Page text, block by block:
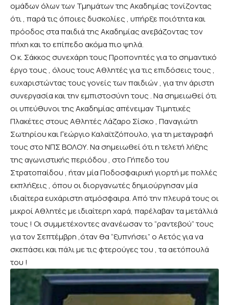
ομάδων όλων των Τμημάτων της Ακαδημίας τονίζοντας
ότι , παρά τις όποιες δυσκολίες , υπήρξε ποιότητα και
πρόοδος στα παιδιά της Ακαδημίας ανεβάζοντας τον
πήχη και το επίπεδο ακόμα πιο ψηλά.
Ο κ. Σάκκος συνεχάρη τους Προπονητές για το σημαντικό
έργο τους , όλους τους Αθλητές για τις επιδόσεις τους ,
ευχαριστώντας τους γονείς των παιδιών , για την άριστη
συνεργασία και την εμπιστοσύνη τους . Να σημειωθεί ότι
οι υπεύθυνοι της Ακαδημίας απένειμαν Τιμητικές
Πλακέτες στους Αθλητές Λάζαρο Σίσκο , Παναγιώτη
Σωτηρίου και Γεώργιο Καλαϊτζόπουλο, για τη μεταγραφή
τους στο ΝΠΣ ΒΟΛΟΥ. Να σημειωθεί ότι η τελετή λήξης
της αγωνιστικής περιόδου , στο Γήπεδο του
Στρατοπαίδου , ήταν μία Ποδοσφαιρική γιορτή με πολλές
εκπλήξεις , όπου οι διοργανωτές δημιούργησαν μία
ιδιαίτερα ευχάριστη ατμόσφαιρα. Από την πλευρά τους οι
μικροί Αθλητές με ιδιαίτερη χαρά, παρέλαβαν τα μετάλλιά
τους ! Οι συμμετέχοντες ανανέωσαν το “ραντεβού” τους
για τον Σεπτέμβρη ,όταν θα “ξυπνήσει” ο Αετός για να
σκεπάσει και πάλι με τις φτερούγες του , τα αετόπουλά
του !